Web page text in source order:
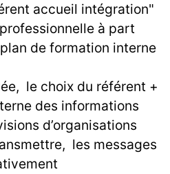
accueil intégration"
à part
de formation interne
le choix du référent +
des informations
d’organisations
les messages